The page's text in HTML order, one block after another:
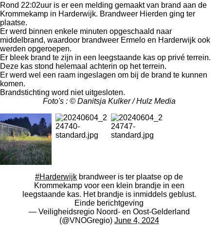
Rond 22:02uur is er een melding gemaakt van brand aan de
Krommekamp in Harderwijk. Brandweer Hierden ging ter
plaatse.
Er werd binnen enkele minuten opgeschaald naar
middelbrand, waardoor brandweer Ermelo en Harderwijk ook
werden opgeroepen.
Er bleek brand te zijn in een leegstaande kas op privé terrein.
Deze kas stond helemaal achterin op het terrein.
Er werd wel een raam ingeslagen om bij de brand te kunnen
komen.
Brandstichting word niet uitgesloten.
Foto's : © Danitsja Kulker / Hulz Media
#Harderwijk brandweer is ter plaatse op de
Krommekamp voor een klein brandje in een
leegstaande kas. Het brandje is inmiddels geblust.
Einde berichtgeving
— Veiligheidsregio Noord- en Oost-Gelderland
(@VNOGregio) June 4, 2024